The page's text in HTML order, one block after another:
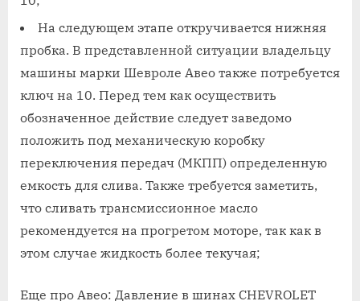
На следующем этапе откручивается нижняя
пробка. В представленной ситуации владельцу
машины марки Шевроле Авео также потребуется
ключ на 10. Перед тем как осуществить
обозначенное действие следует заведомо
положить под механическую коробку
переключения передач (МКПП) определенную
емкость для слива. Также требуется заметить,
что сливать трансмиссионное масло
рекомендуется на прогретом моторе, так как в
этом случае жидкость более текучая;
Еще про Авео: Давление в шинах CHEVROLET